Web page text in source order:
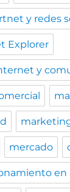
y redes
Explorer
y
mercado
en